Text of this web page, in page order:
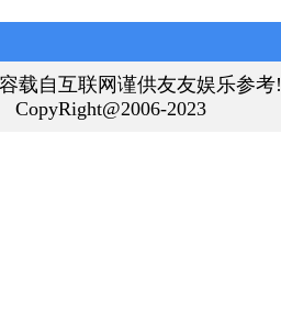
载自互联网谨供友友娱乐参考!
CopyRight@2006-2023